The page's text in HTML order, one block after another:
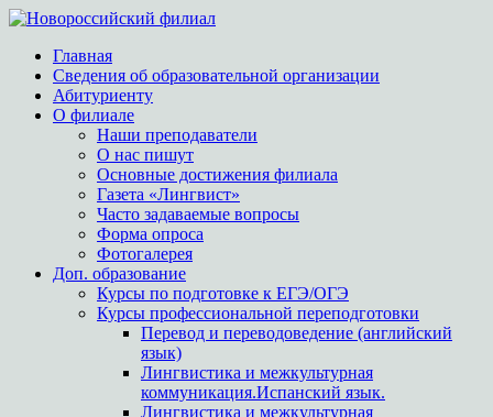
Главная
Сведения об образовательной организации
Абитуриенту
О филиале
Наши преподаватели
О нас пишут
Основные достижения филиала
Газета «Лингвист»
Часто задаваемые вопросы
Форма опроса
Фотогалерея
Доп. образование
Курсы по подготовке к ЕГЭ/ОГЭ
Курсы профессиональной переподготовки
Перевод и переводоведение (английский
язык)
Лингвистика и межкультурная
коммуникация.Испанский язык.
Лингвистика и межкультурная